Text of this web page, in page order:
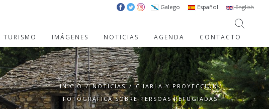
Galego Español English
TURISMO IMÁGENES NOTICIAS AGENDA CONTACTO
INICIO / NOTICIAS / CHARLA Y PROYECCIÓN
FOTOGRÁFICA SOBRE PERSOAS REFUGIADAS